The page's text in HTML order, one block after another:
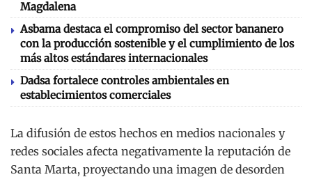
Magdalena
Asbama destaca el compromiso del sector bananero
con la producción sostenible y el cumplimiento de los
más altos estándares internacionales
Dadsa fortalece controles ambientales en
establecimientos comerciales
La difusión de estos hechos en medios nacionales y
redes sociales afecta negativamente la reputación de
Santa Marta, proyectando una imagen de desorden